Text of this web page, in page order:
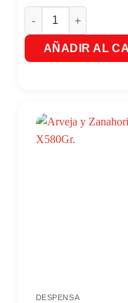
Arveja Sabanera San
AÑADIR AL
DESPENSA